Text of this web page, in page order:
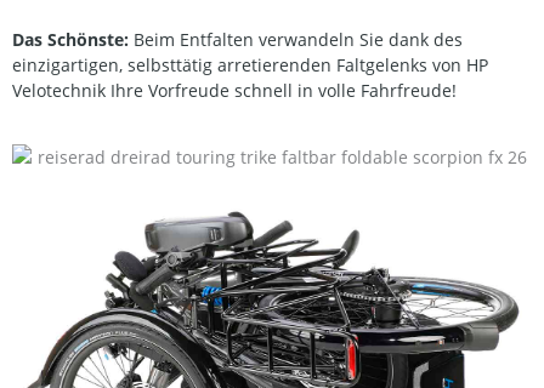
Das Schönste: Beim Entfalten verwandeln Sie dank des
einzigartigen, selbsttätig arretierenden Faltgelenks von HP
Velotechnik Ihre Vorfreude schnell in volle Fahrfreude!